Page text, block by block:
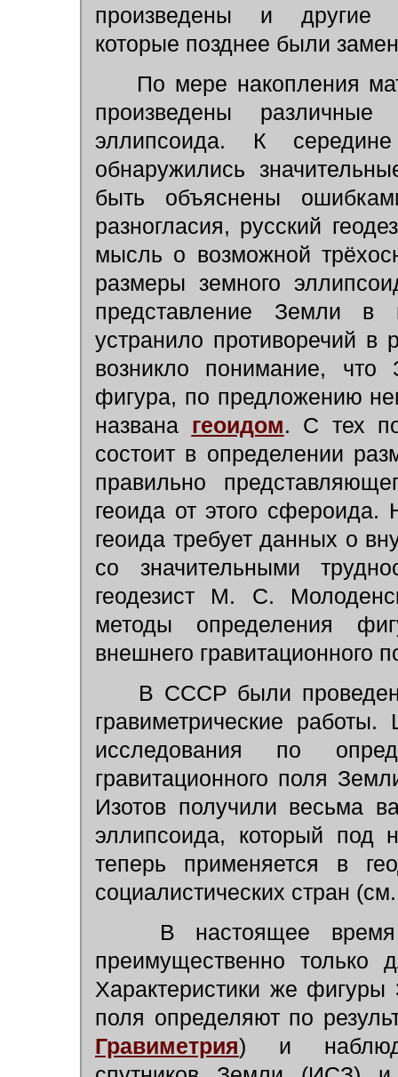
произведены и другие
которые позднее были
По мере накопления
произведены различные
эллипсоида. К
обнаружились
быть объяснены
разногласия, русский
мысль о возможной
размеры земного
представление Земли в
устранило противоречий в
возникло понимание,
фигура, по предложению
названа геоидом. С тех
состоит в определении
правильно
геоида от этого сфероида.
геоида требует данных о
со значительными
геодезист М. С.
методы определения
внешнего гравитационного
В СССР были
гравиметрические
исследования по
гравитационного поля
Изотов получили весьма
эллипсоида, который под
теперь применяется в
социалистических стран
В настоящее
преимущественно только
Характеристики же фигуры
поля определяют по
Гравиметрия) и